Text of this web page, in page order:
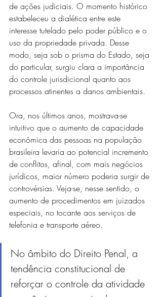
de ações judiciais. O momento histórico
estabeleceu a dialética entre este
interesse tutelado pelo poder público e o
uso da propriedade privada. Desse
modo, seja sob o prisma do Estado, seja
do particular, surgiu clara a importância
do controle jurisdicional quanto aos
processos atinentes a danos ambientais.
Ora, nos últimos anos, mostrava-se
intuitivo que o aumento de capacidade
econômica das pessoas na população
brasileira levaria ao potencial incremento
de conflitos, afinal, com mais negócios
jurídicos, maior número poderia surgir de
controvérsias. Veja-se, nesse sentido, o
aumento de procedimentos em juizados
especiais, no tocante aos serviços de
telefonia e transporte aéreo.
No âmbito do Direito Penal, a
tendência constitucional de
reforçar o controle da atividade